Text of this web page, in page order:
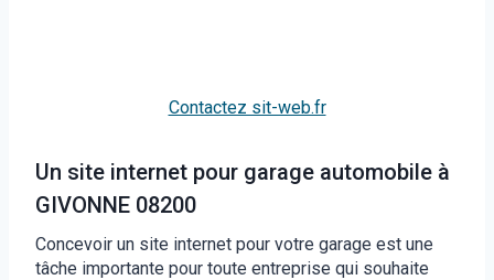
Contactez sit-web.fr
Un site internet pour garage automobile à
GIVONNE 08200
Concevoir un site internet pour votre garage est une
tâche importante pour toute entreprise qui souhaite